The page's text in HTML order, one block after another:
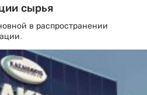
сырья
в распространении